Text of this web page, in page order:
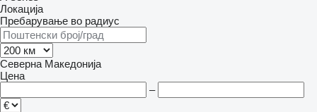
Локација
Пребарување во радиус
Северна Македонија
Цена
–